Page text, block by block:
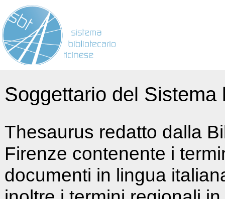
Soggettario del
Thesaurus redatto dalla
Firenze contenente i
documenti in lingua